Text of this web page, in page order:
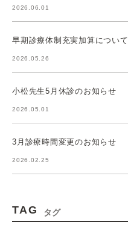
2026.06.01
早期診療体制充実加算について
2026.05.26
小松先生5月休診のお知らせ
2026.05.01
3月診療時間変更のお知らせ
2026.02.25
TAG タグ